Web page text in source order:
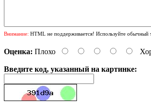
Внимание: HTML не поддерживается! Используйте обычный
Оценка: Плохо
Введите код, указанный на картинке: